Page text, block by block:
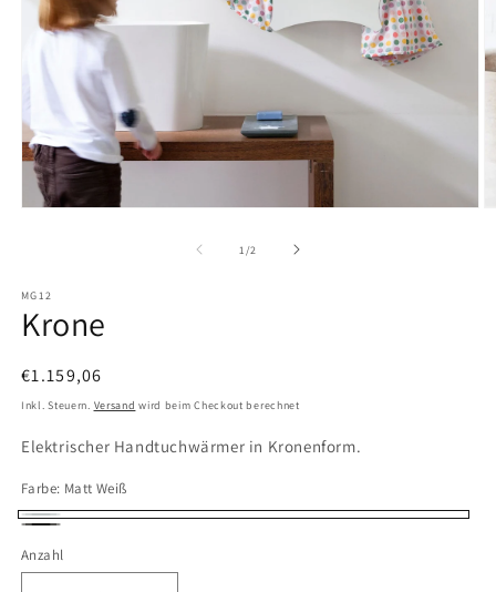
1 /von
2
MG12
Krone
Normaler
Preis
€1.159,06
Inkl. Steuern. Versand wird beim Checkout berechnet
Elektrischer Handtuchwärmer in Kronenform.
Farbe: Matt Weiß
Matt
Weiß
Schwarz
Anzahl
Anzahl